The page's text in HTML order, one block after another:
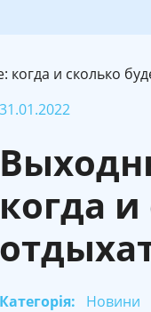
и сколько
31.01.2022
когда
Категорія: Новини